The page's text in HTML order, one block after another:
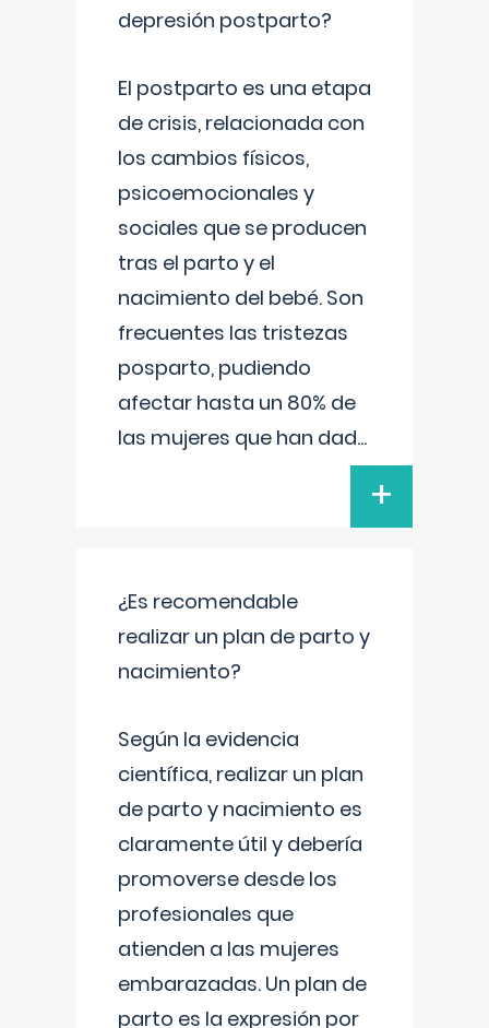
depresión postparto?
El postparto es una etapa
de crisis, relacionada con
los cambios físicos,
psicoemocionales y
sociales que se producen
tras el parto y el
nacimiento del bebé. Son
frecuentes las tristezas
posparto, pudiendo
afectar hasta un 80% de
las mujeres que han dad...
+
¿Es recomendable
realizar un plan de parto y
nacimiento?
Según la evidencia
científica, realizar un plan
de parto y nacimiento es
claramente útil y debería
promoverse desde los
profesionales que
atienden a las mujeres
embarazadas. Un plan de
parto es la expresión por